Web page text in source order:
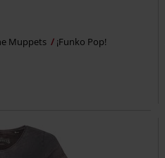
Muppets ¡Funko Pop!